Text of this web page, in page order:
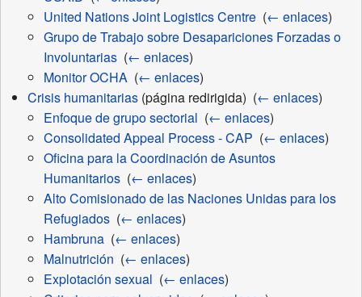
United Nations Joint Logistics Centre‎ (← enlaces)
Grupo de Trabajo sobre Desapariciones Forzadas o
Involuntarias‎ (← enlaces)
Monitor OCHA‎ (← enlaces)
Crisis humanitarias(página redirigida) ‎ (← enlaces)
Enfoque de grupo sectorial (← enlaces)
Consolidated Appeal Process - CAP (← enlaces)
Oficina para la Coordinación de Asuntos
Humanitarios‎ (← enlaces)
Alto Comisionado de las Naciones Unidas para los
Refugiados‎ (← enlaces)
Hambruna‎ (← enlaces)
Malnutrición (← enlaces)
Explotación sexual (← enlaces)